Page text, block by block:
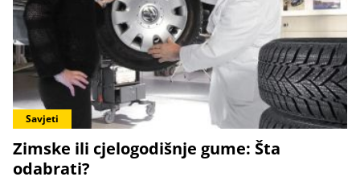
Savjeti
Zimske ili cjelogodišnje gume: Šta
odabrati?